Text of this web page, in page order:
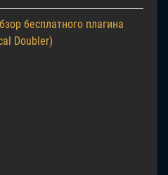
бесплатного плагина
Doubler)